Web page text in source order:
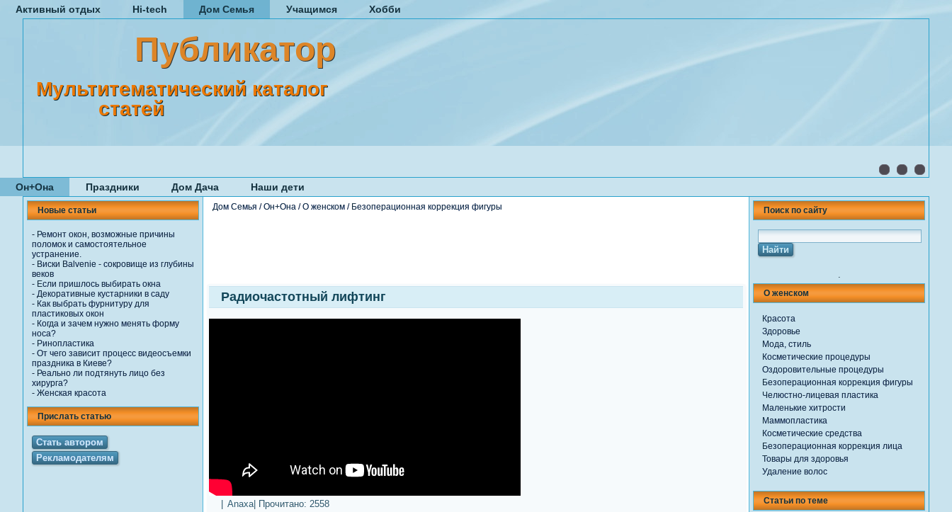
Активный отдых Hi-tech Дом Семья Учащимся Хобби
Публикатор
Мультитематический каталог
статей
Он+Она Праздники Дом Дача Наши дети
Новые статьи
- Ремонт окон, возможные причины
поломок и самостоятельное
устранение.
- Виски Balvenie - сокровище из глубины
веков
- Если пришлось выбирать окна
- Декоративные кустарники в саду
- Как выбрать фурнитуру для
пластиковых окон
- Когда и зачем нужно менять форму
носа?
- Ринопластика
- От чего зависит процесс видеосъемки
праздника в Киеве?
- Реально ли подтянуть лицо без
хирурга?
- Женская красота
Прислать статью
Стать автором
Рекламодателям
Дом Семья /Он+Она /О женском / Безоперационная коррекция фигуры
Радиочастотный лифтинг
Anaxa| Прочитано: 2558
Поиск по сайту
.
О женском
Красота
Здоровье
Мода, стиль
Косметические процедуры
Оздоровительные процедуры
Безоперационная коррекция фигуры
Челюстно-лицевая пластика
Маленькие хитрости
Маммопластика
Косметические средства
Безоперационная коррекция лица
Товары для здоровья
Удаление волос
Статьи по теме